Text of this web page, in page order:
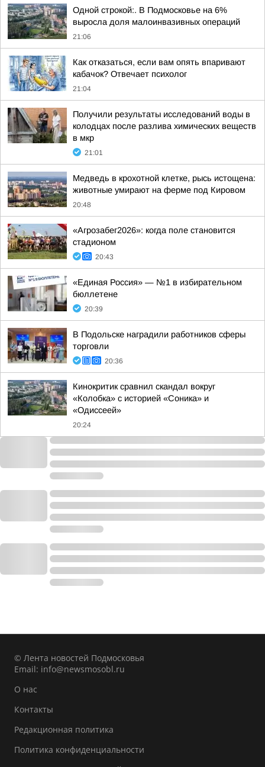
Одной строкой:. В Подмосковье на 6%
выросла доля малоинвазивных операций
21:06
Как отказаться, если вам опять впаривают
кабачок? Отвечает психолог
21:04
Получили результаты исследований воды в
колодцах после разлива химических веществ
в мкр
21:01
Медведь в крохотной клетке, рысь истощена:
животные умирают на ферме под Кировом
20:48
«Агрозабег2026»: когда поле становится
стадионом
20:43
«Единая Россия» — №1 в избирательном
бюллетене
20:39
В Подольске наградили работников сферы
торговли
20:36
Кинокритик сравнил скандал вокруг
«Колобка» с историей «Соника» и
«Одиссеей»
20:24
© Лента новостей Подмосковья
Email: info@newsmosobl.ru
О нас
Контакты
Редакционная политика
Политика конфиденциальности